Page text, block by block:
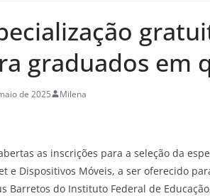
graduados em
de 2025 Milena
as inscrições para a seleção da
e Dispositivos Móveis, a ser oferecido
Barretos do Instituto Federal de